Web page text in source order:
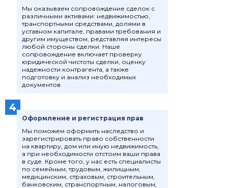
подают документы и
взаимодействуют с судом.
Мы оказываем сопровождение сделок с
различными активами: недвижимостью,
транспортными средствами, долями в
уставном капитале, правами требования и
другим имуществом, редставляя интересы
любой стороны сделки. Наше
сопровождение включает проверку
юридической чистоты сделки, оценку
надежности контрагента, а также
подготовку и анализ необходимых
документов.
4
Оформление и регистрация прав
Мы поможем оформить наследство и
зарегистрировать право собственности
на квартиру, дом или иную недвижимость,
а при необходимости отстоим ваши права
в суде. Кроме того, у нас есть специалисты
по семейным, трудовым, жилищным,
медицинским, страховым, строительным,
банковским, странспортным, налоговым,